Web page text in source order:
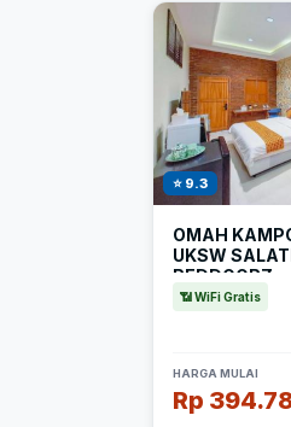
⭐ 9.3
OMAH
UKSW
REDDOORZ
📶 WiFi Gratis
HARGA MULAI
Rp